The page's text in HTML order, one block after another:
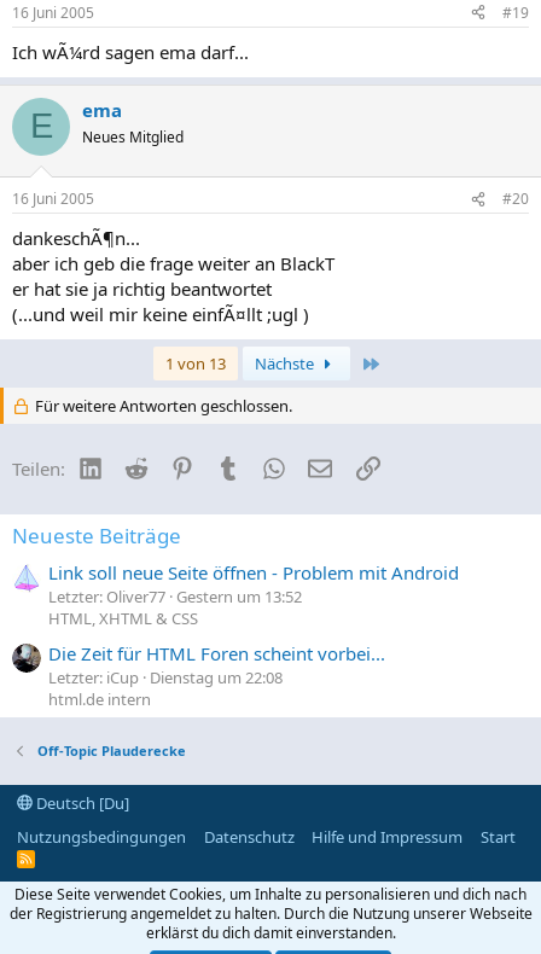
16 Juni 2005 #19
Ich wÃ¼rd sagen ema darf...
E ema
Neues Mitglied
16 Juni 2005 #20
dankeschÃ¶n...
aber ich geb die frage weiter an BlackT
er hat sie ja richtig beantwortet
(...und weil mir keine einfÃ¤llt ;ugl )
1 von 13 Nächste
Für weitere Antworten geschlossen.
Teilen: LinkedIn
Reddit PinterestTumblrWhatsApp
E-MailLink
Neueste Beiträge
Link soll neue Seite öffnen - Problem mit Android
Letzter: Oliver77 Gestern um 13:52
HTML, XHTML & CSS
Die Zeit für HTML Foren scheint vorbei...
Letzter: iCup Dienstag um 22:08
html.de intern
Off-Topic Plauderecke
Deutsch [Du]
Nutzungsbedingungen
Datenschutz Hilfe und Impressum Start
R
S
S
Diese Seite verwendet Cookies, um Inhalte zu personalisieren und dich nach
der Registrierung angemeldet zu halten. Durch die Nutzung unserer Webseite
erklärst du dich damit einverstanden.